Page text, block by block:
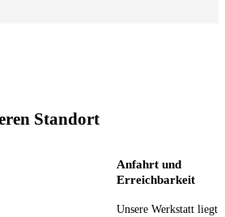
Standort
Anfahrt und
Erreichbarkeit
Unsere Werkstatt liegt